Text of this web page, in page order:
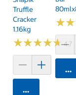
Truffle
Cracker
1.16kg
★★★★★
★★★★★4.7
카트에 담기
★★
★★
카